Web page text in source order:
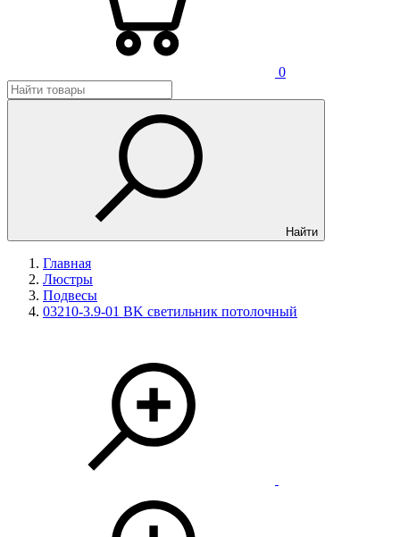
0
Найти
Главная
Люстры
Подвесы
03210-3.9-01 BK светильник потолочный